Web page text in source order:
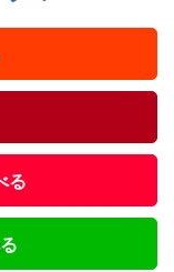
る